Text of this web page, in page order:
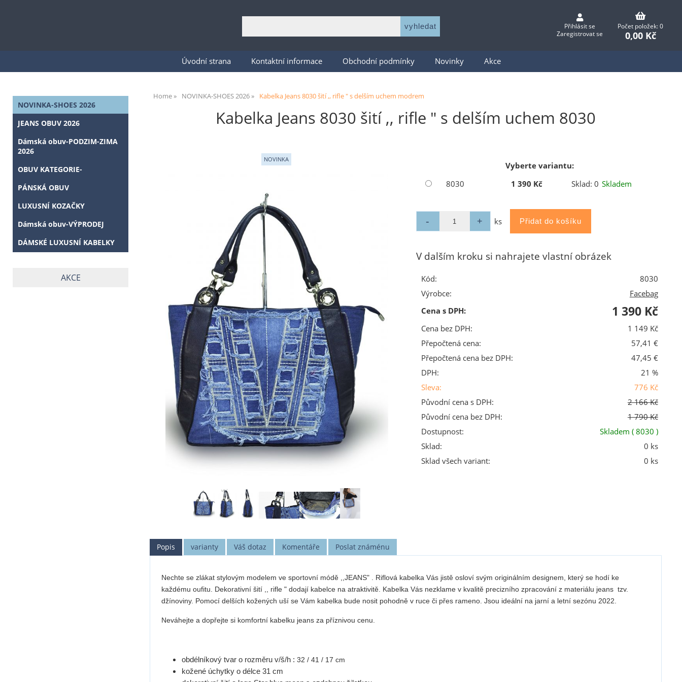
Přihlásit se
Zaregistrovat se
Počet položek: 0
0,00 Kč
Úvodní strana Kontaktní informace Obchodní podmínky Novinky Akce
Home NOVINKA-SHOES 2026 Kabelka Jeans 8030 šití ,, rifle " s delším uchem modrem
Kabelka Jeans 8030 šití ,, rifle " s delším uchem 8030
Vyberte variantu:
8030
1 390 Kč Sklad: 0 Skladem
ks
V dalším kroku si nahrajete vlastní obrázek
Kód:
8030
Výrobce:
Facebag
Cena s DPH:
1 390 Kč
Cena bez DPH:
1 149 Kč
Přepočtená cena:
57,41 €
Přepočtená cena bez DPH:
47,45 €
DPH:
21 %
Sleva:
776 Kč
Původní cena s DPH:
2 166 Kč
Původní cena bez DPH:
1 790 Kč
Dostupnost:
Skladem ( 8030 )
Sklad:
0 ks
Sklad všech variant:
0 ks
Popis varianty Váš dotaz Komentáře Poslat známénu
Nechte se zlákat stylovým modelem ve sportovní módě ,,JEANS" . Riflová kabelka Vás jistě osloví svým originálním designem, který se hodí ke
každému oufitu. Dekorativní šití ,, rifle " dodají kabelce na atraktivitě. Kabelka Vás nezklame v kvalitě precizního zpracování z materiálu jeans tzv.
džínoviny. Pomocí delších kožených uší se Vám kabelka bude nosit pohodně v ruce či přes rameno. Jsou ideální na jarní a letní sezónu 2022.
Neváhejte a dopřejte si komfortní kabelku jeans za příznivou cenu.
obdélníkový tvar o rozměru v/š/h : 32 / 41 / 17 cm
kožené úchytky o délce 31 cm
NOVINKA-SHOES 2026
JEANS OBUV 2026
Dámská obuv-PODZIM-ZIMA
2026
OBUV KATEGORIE-
PÁNSKÁ OBUV
LUXUSNÍ KOZAČKY
Dámská obuv-VÝPRODEJ
DÁMSKÉ LUXUSNÍ KABELKY
AKCE